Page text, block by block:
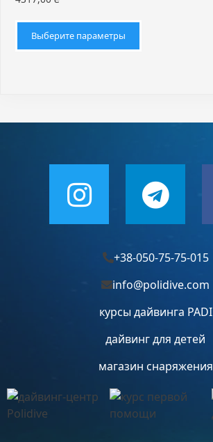
Выберите параметры
можно
странице
товара.
+38-050-75-75-015
info@polidive.com
курсы дайвинга PADI
дайвинг для детей
магазин снаряжения